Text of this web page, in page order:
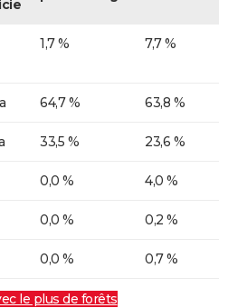
1,7 % 7,7 %
64,7 % 63,8 %
33,5 % 23,6 %
0,0 % 4,0 %
0,0 % 0,2 %
0,0 % 0,7 %
le plus de forêts